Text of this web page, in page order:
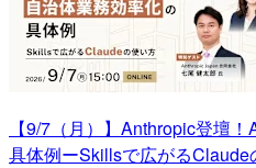
【9/7（月）】Anthropic登壇
具体例ーSkillsで広がるClaude